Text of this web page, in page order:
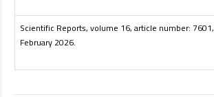
Scientific Reports, volume 16, article number: 7601,
February 2026.